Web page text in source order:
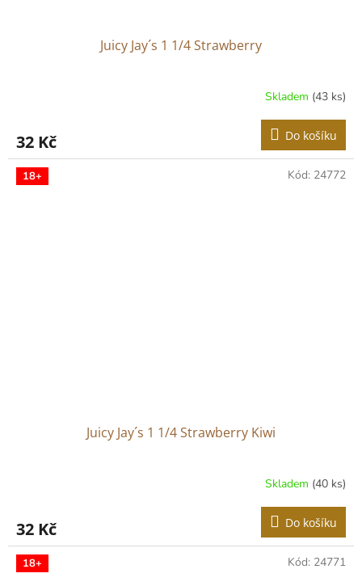
Juicy Jay´s 1 1/4 Strawberry
Skladem (43 ks)
32 Kč Do košíku
18+
Juicy Jay´s 1 1/4 Strawberry Kiwi
Skladem (40 ks)
32 Kč Do košíku
Kód: 24772
18+ Kód: 24771